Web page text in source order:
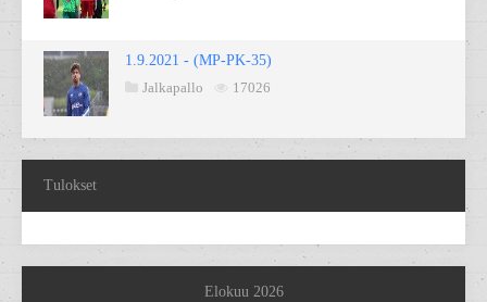
1.9.2021 - (MP-PK-35)
Jalkapallo
17026
Tulokset
Elokuu 2026